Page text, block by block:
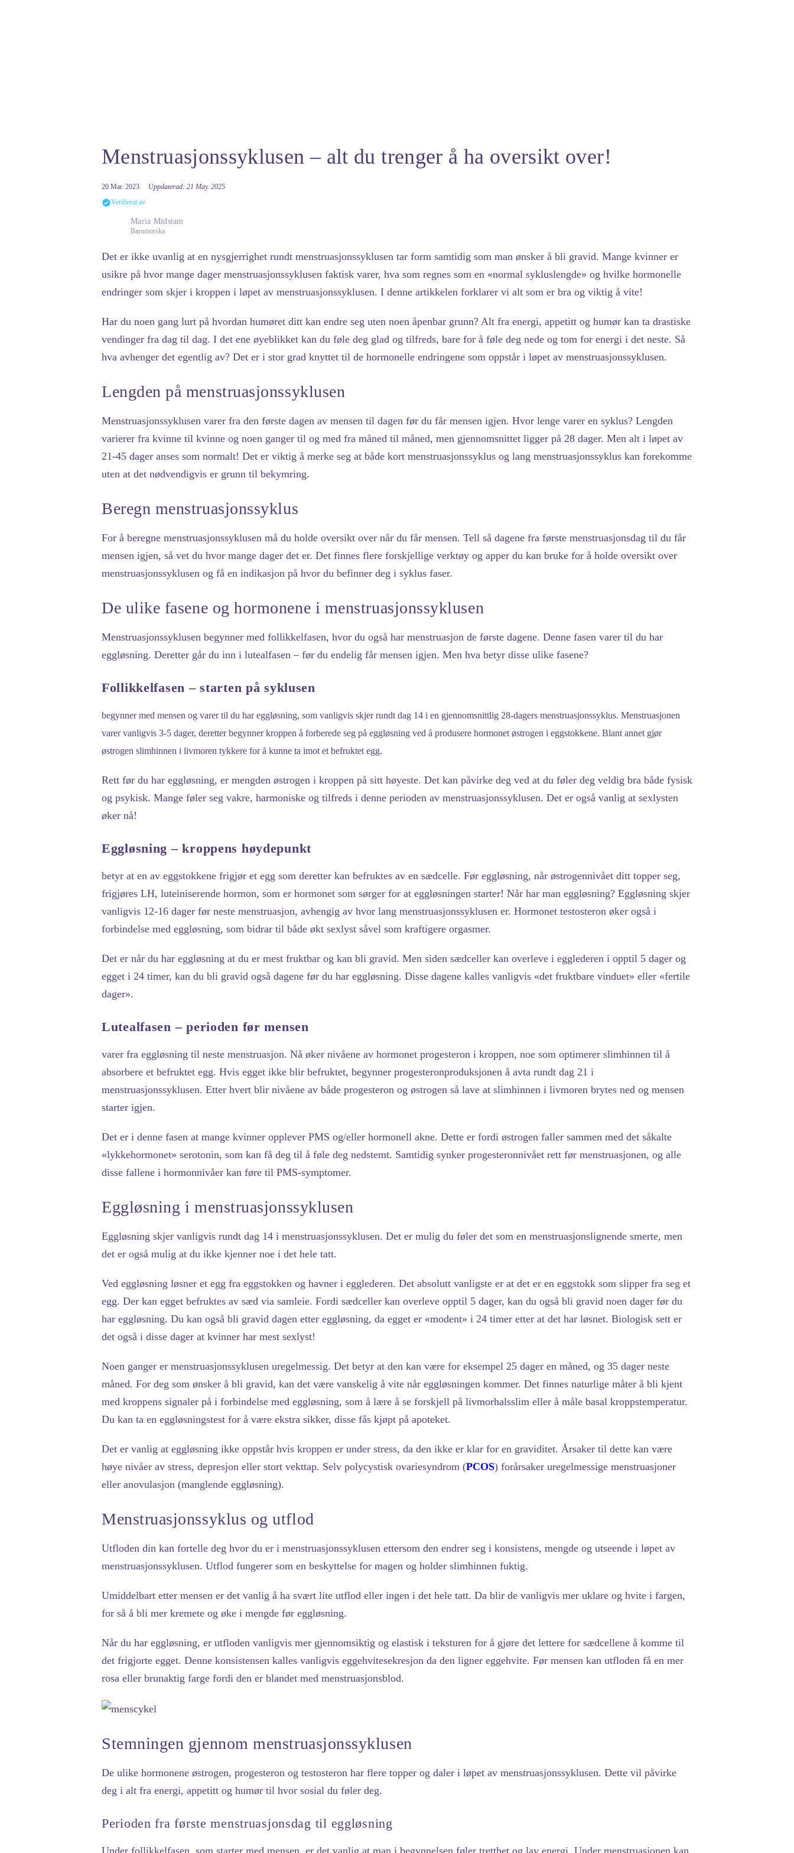
Menstruasjonssyklusen – alt du trenger å ha oversikt over!
20 Mar. 2023
Uppdaterad: 21 May. 2025
Verifierat av
Maria Midstam
Barnmorska
Det er ikke uvanlig at en nysgjerrighet rundt menstruasjonssyklusen tar form samtidig som man ønsker å bli gravid. Mange kvinner er
usikre på hvor mange dager menstruasjonssyklusen faktisk varer, hva som regnes som en «normal sykluslengde» og hvilke hormonelle
endringer som skjer i kroppen i løpet av menstruasjonssyklusen. I denne artikkelen forklarer vi alt som er bra og viktig å vite!
Har du noen gang lurt på hvordan humøret ditt kan endre seg uten noen åpenbar grunn? Alt fra energi, appetitt og humør kan ta drastiske
vendinger fra dag til dag. I det ene øyeblikket kan du føle deg glad og tilfreds, bare for å føle deg nede og tom for energi i det neste. Så
hva avhenger det egentlig av? Det er i stor grad knyttet til de hormonelle endringene som oppstår i løpet av menstruasjonssyklusen.
Lengden på menstruasjonssyklusen
Menstruasjonssyklusen varer fra den første dagen av mensen til dagen før du får mensen igjen. Hvor lenge varer en syklus? Lengden
varierer fra kvinne til kvinne og noen ganger til og med fra måned til måned, men gjennomsnittet ligger på 28 dager. Men alt i løpet av
21-45 dager anses som normalt! Det er viktig å merke seg at både kort menstruasjonssyklus og lang menstruasjonssyklus kan forekomme
uten at det nødvendigvis er grunn til bekymring.
Beregn menstruasjonssyklus
For å beregne menstruasjonssyklusen må du holde oversikt over når du får mensen. Tell så dagene fra første menstruasjonsdag til du får
mensen igjen, så vet du hvor mange dager det er. Det finnes flere forskjellige verktøy og apper du kan bruke for å holde oversikt over
menstruasjonssyklusen og få en indikasjon på hvor du befinner deg i syklus faser.
De ulike fasene og hormonene i menstruasjonssyklusen
Menstruasjonssyklusen begynner med follikkelfasen, hvor du også har menstruasjon de første dagene. Denne fasen varer til du har
eggløsning. Deretter går du inn i lutealfasen – før du endelig får mensen igjen. Men hva betyr disse ulike fasene?
Follikkelfasen – starten på syklusen
begynner med mensen og varer til du har eggløsning, som vanligvis skjer rundt dag 14 i en gjennomsnittlig 28-dagers menstruasjonssyklus. Menstruasjonen
varer vanligvis 3-5 dager, deretter begynner kroppen å forberede seg på eggløsning ved å produsere hormonet østrogen i eggstokkene. Blant annet gjør
østrogen slimhinnen i livmoren tykkere for å kunne ta imot et befruktet egg.
Rett før du har eggløsning, er mengden østrogen i kroppen på sitt høyeste. Det kan påvirke deg ved at du føler deg veldig bra både fysisk
og psykisk. Mange føler seg vakre, harmoniske og tilfreds i denne perioden av menstruasjonssyklusen. Det er også vanlig at sexlysten
øker nå!
Eggløsning – kroppens høydepunkt
betyr at en av eggstokkene frigjør et egg som deretter kan befruktes av en sædcelle. Før eggløsning, når østrogennivået ditt topper seg,
frigjøres LH, luteiniserende hormon, som er hormonet som sørger for at eggløsningen starter! Når har man eggløsning? Eggløsning skjer
vanligvis 12-16 dager før neste menstruasjon, avhengig av hvor lang menstruasjonssyklusen er. Hormonet testosteron øker også i
forbindelse med eggløsning, som bidrar til både økt sexlyst såvel som kraftigere orgasmer.
Det er når du har eggløsning at du er mest fruktbar og kan bli gravid. Men siden sædceller kan overleve i egglederen i opptil 5 dager og
egget i 24 timer, kan du bli gravid også dagene før du har eggløsning. Disse dagene kalles vanligvis «det fruktbare vinduet» eller «fertile
dager».
Lutealfasen – perioden før mensen
varer fra eggløsning til neste menstruasjon. Nå øker nivåene av hormonet progesteron i kroppen, noe som optimerer slimhinnen til å
absorbere et befruktet egg. Hvis egget ikke blir befruktet, begynner progesteronproduksjonen å avta rundt dag 21 i
menstruasjonssyklusen. Etter hvert blir nivåene av både progesteron og østrogen så lave at slimhinnen i livmoren brytes ned og mensen
starter igjen.
Det er i denne fasen at mange kvinner opplever PMS og/eller hormonell akne. Dette er fordi østrogen faller sammen med det såkalte
«lykkehormonet» serotonin, som kan få deg til å føle deg nedstemt. Samtidig synker progesteronnivået rett før menstruasjonen, og alle
disse fallene i hormonnivåer kan føre til PMS-symptomer.
Eggløsning i menstruasjonssyklusen
Eggløsning skjer vanligvis rundt dag 14 i menstruasjonssyklusen. Det er mulig du føler det som en menstruasjonslignende smerte, men
det er også mulig at du ikke kjenner noe i det hele tatt.
Ved eggløsning løsner et egg fra eggstokken og havner i egglederen. Det absolutt vanligste er at det er en eggstokk som slipper fra seg et
egg. Der kan egget befruktes av sæd via samleie. Fordi sædceller kan overleve opptil 5 dager, kan du også bli gravid noen dager før du
har eggløsning. Du kan også bli gravid dagen etter eggløsning, da egget er «modent» i 24 timer etter at det har løsnet. Biologisk sett er
det også i disse dager at kvinner har mest sexlyst!
Noen ganger er menstruasjonssyklusen uregelmessig. Det betyr at den kan være for eksempel 25 dager en måned, og 35 dager neste
måned. For deg som ønsker å bli gravid, kan det være vanskelig å vite når eggløsningen kommer. Det finnes naturlige måter å bli kjent
med kroppens signaler på i forbindelse med eggløsning, som å lære å se forskjell på livmorhalsslim eller å måle basal kroppstemperatur.
Du kan ta en eggløsningstest for å være ekstra sikker, disse fås kjøpt på apoteket.
Det er vanlig at eggløsning ikke oppstår hvis kroppen er under stress, da den ikke er klar for en graviditet. Årsaker til dette kan være
høye nivåer av stress, depresjon eller stort vekttap. Selv polycystisk ovariesyndrom (PCOS) forårsaker uregelmessige menstruasjoner
eller anovulasjon (manglende eggløsning).
Menstruasjonssyklus og utflod
Utfloden din kan fortelle deg hvor du er i menstruasjonssyklusen ettersom den endrer seg i konsistens, mengde og utseende i løpet av
menstruasjonssyklusen. Utflod fungerer som en beskyttelse for magen og holder slimhinnen fuktig.
Umiddelbart etter mensen er det vanlig å ha svært lite utflod eller ingen i det hele tatt. Da blir de vanligvis mer uklare og hvite i fargen,
for så å bli mer kremete og øke i mengde før eggløsning.
Når du har eggløsning, er utfloden vanligvis mer gjennomsiktig og elastisk i teksturen for å gjøre det lettere for sædcellene å komme til
det frigjorte egget. Denne konsistensen kalles vanligvis eggehvitesekresjon da den ligner eggehvite. Før mensen kan utfloden få en mer
rosa eller brunaktig farge fordi den er blandet med menstruasjonsblod.
Stemningen gjennom menstruasjonssyklusen
De ulike hormonene østrogen, progesteron og testosteron har flere topper og daler i løpet av menstruasjonssyklusen. Dette vil påvirke
deg i alt fra energi, appetitt og humør til hvor sosial du føler deg.
Perioden fra første menstruasjonsdag til eggløsning